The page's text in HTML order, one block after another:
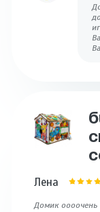
Лена
Домик оооочень